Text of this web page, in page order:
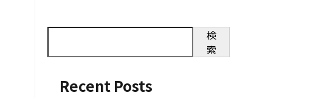
検
索
Recent Posts